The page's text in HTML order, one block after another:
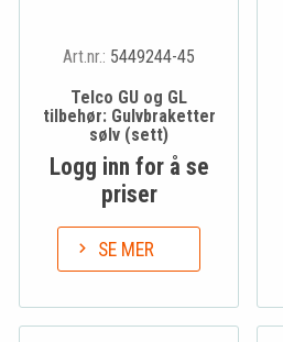
Art.nr.: 5449244-45
Telco GU og GL
tilbehør: Gulvbraketter
sølv (sett)
Logg inn for å se
priser
SE MER